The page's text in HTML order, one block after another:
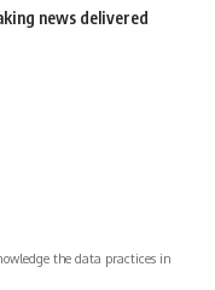
news delivered
the data practices in